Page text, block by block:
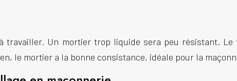
Un mortier trop liquide sera peu résistant.
le mortier a la bonne consistance, idéale pour la